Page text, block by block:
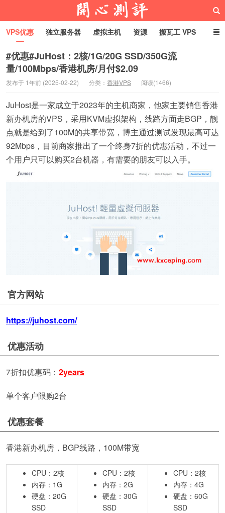
开心VPS测评
VPS优惠 独立服务器 虚拟主机 资源 搬瓦工 VPS
折腾VPS 真实测评 Hostloc趣闻 域名
RackNerd促销套餐
#优惠#JuHost：2核/1G/20G SSD/350G流
量/100Mbps/香港机房/月付$2.09
发布于 1年前 (2025-02-22) 分类： 香港VPS 阅读(1466)
JuHost是一家成立于2023年的主机商家，他家主要销售香港
新办机房的VPS，采用KVM虚拟架构，线路方面走BGP，靓
点就是给到了100M的共享带宽，博主通过测试发现最高可达
92Mbps，目前商家推出了一个终身7折的优惠活动，不过一
个用户只可以购买2台机器，有需要的朋友可以入手。
官方网站
https://juhost.com/
优惠活动
7折扣优惠码： 2years
单个客户限购2台
优惠套餐
香港新办机房，BGP线路，100M带宽
CPU：2核
内存：1G
硬盘：20G
SSD
CPU：2核
内存：2G
硬盘：30G
SSD
CPU：2核
内存：4G
硬盘：60G
SSD